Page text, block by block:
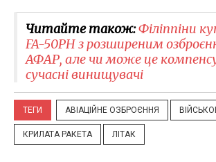
Читайте також:Філіппіни
FA-50PH з розширеним
АФАР, але чи може це
сучасні винищувачі
ТЕГИ АВІАЦІЙНЕ ОЗБРОЄННЯ
КРИЛАТА РАКЕТА ЛІТАК